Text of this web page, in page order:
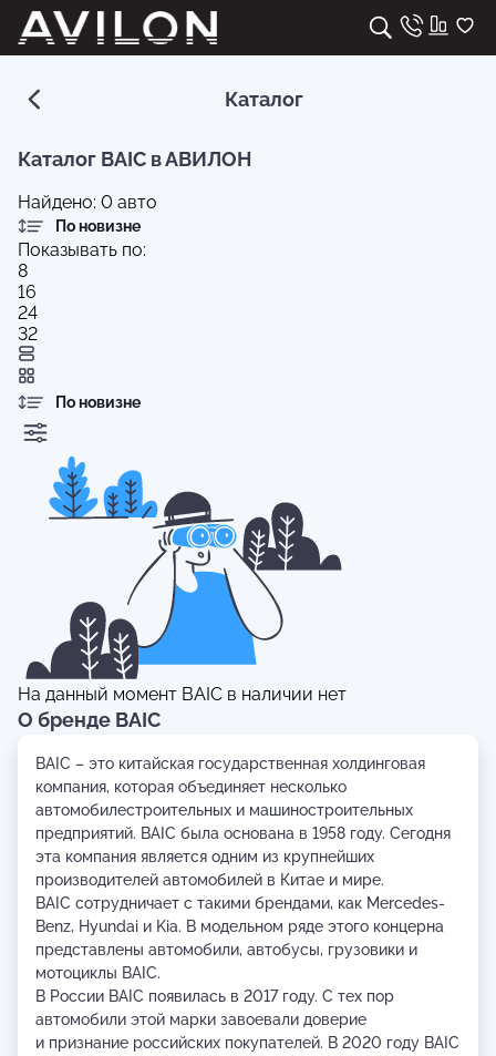
Каталог
Каталог BAIC в АВИЛОН
Найдено: 0 авто
По новизне
Показывать по:
8
16
24
32
По новизне
На данный момент BAIC в наличии нет
О бренде BAIC
BAIC – это китайская государственная холдинговая
компания, которая объединяет несколько
автомобилестроительных и машиностроительных
предприятий. BAIC была основана в 1958 году. Сегодня
эта компания является одним из крупнейших
производителей автомобилей в Китае и мире.
BAIC сотрудничает с такими брендами, как Mercedes-
Benz, Hyundai и Kia. В модельном ряде этого концерна
представлены автомобили, автобусы, грузовики и
мотоциклы BAIC.
В России BAIC появилась в 2017 году. С тех пор
автомобили этой марки завоевали доверие
и признание российских покупателей. В 2020 году BAIC